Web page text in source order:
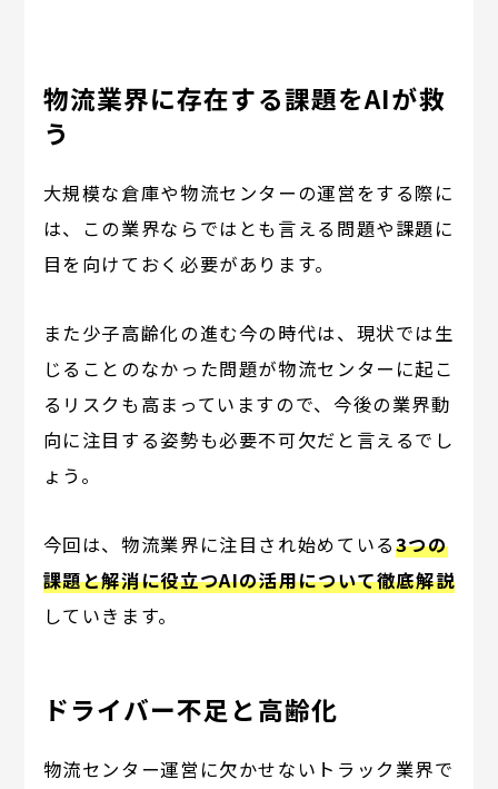
物流業界に存在する課題をAIが救
う
大規模な倉庫や物流センターの運営をする際に
は、この業界ならではとも言える問題や課題に
目を向けておく必要があります。
また少子高齢化の進む今の時代は、現状では生
じることのなかった問題が物流センターに起こ
るリスクも高まっていますので、今後の業界動
向に注目する姿勢も必要不可欠だと言えるでし
ょう。
今回は、物流業界に注目され始めている3つの
課題と解消に役立つAIの活用について徹底解説
していきます。
ドライバー不足と高齢化
物流センター運営に欠かせないトラック業界で